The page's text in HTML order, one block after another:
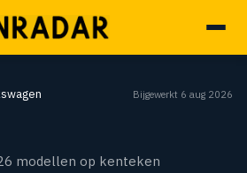
Bijgewerkt 6 aug 2026
modellen op kenteken